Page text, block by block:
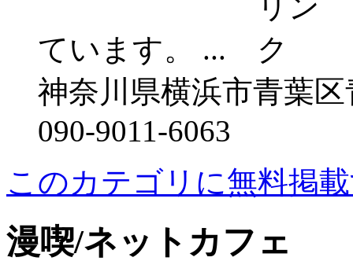
ています。 ...
神奈川県横浜市青葉
090-9011-6063
このカテゴリに無料掲
漫喫/ネットカフェ